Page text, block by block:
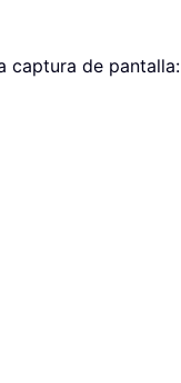
captura de pantalla: